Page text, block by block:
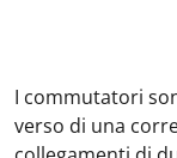
I commutatori
verso di una